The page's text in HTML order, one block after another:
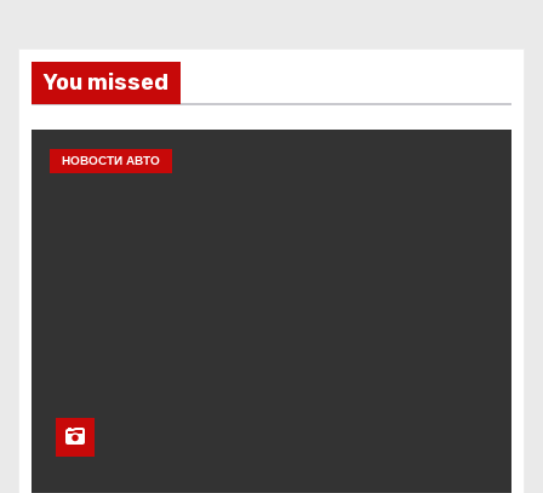
You missed
НОВОСТИ АВТО